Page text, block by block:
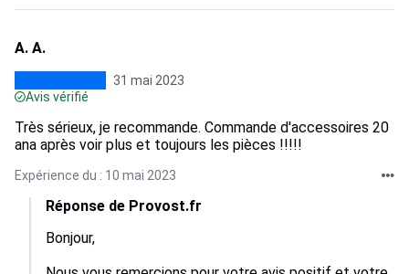
A. A.
31 mai 2023
Avis vérifié
Très sérieux, je recommande. Commande d'accessoires 20
ana après voir plus et toujours les pièces !!!!!
Expérience du : 10 mai 2023
Réponse de Provost.fr
Bonjour,